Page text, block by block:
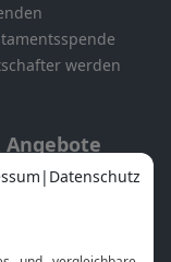
werden
Angebote
App